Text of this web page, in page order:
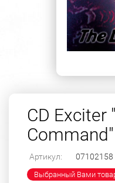
CD Exciter
Command"
Артикул: 07102158
Выбранный Вами